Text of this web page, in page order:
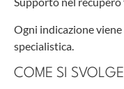
Ogni indicazione
specialistica.
COME SI